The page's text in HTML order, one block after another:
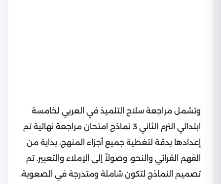
وتشمل مراجعة سلاح التلميذ في العربي لخامسة
ابتدائي الترم الثاني 3 نماذج امتحان مراجعة نهائية تم
إعدادها بدقة لتغطية جميع أجزاء المنهج، بداية من
الفهم القرائي والنحو، وصولاً إلى الإملاء والتعبير. تم
تصميم النماذج لتكون شاملة ومتدرجة في الصعوبة،